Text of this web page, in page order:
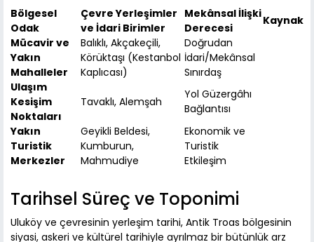
Bölgesel
Odak
Çevre Yerleşimler
ve İdari Birimler
Mekânsal İlişki
Derecesi
Kaynak
Mücavir ve
Yakın
Mahalleler
Balıklı, Akçakeçili,
Körüktaşı (Kestanbol
Kaplıcası)
Doğrudan
İdari/Mekânsal
Sınırdaş
Ulaşım
Kesişim
Noktaları
Tavaklı, Alemşah
Yol Güzergâhı
Bağlantısı
Yakın
Turistik
Merkezler
Geyikli Beldesi,
Kumburun,
Mahmudiye
Ekonomik ve
Turistik
Etkileşim
Tarihsel Süreç ve Toponimi
Uluköy ve çevresinin yerleşim tarihi, Antik Troas bölgesinin
siyasi, askeri ve kültürel tarihiyle ayrılmaz bir bütünlük arz